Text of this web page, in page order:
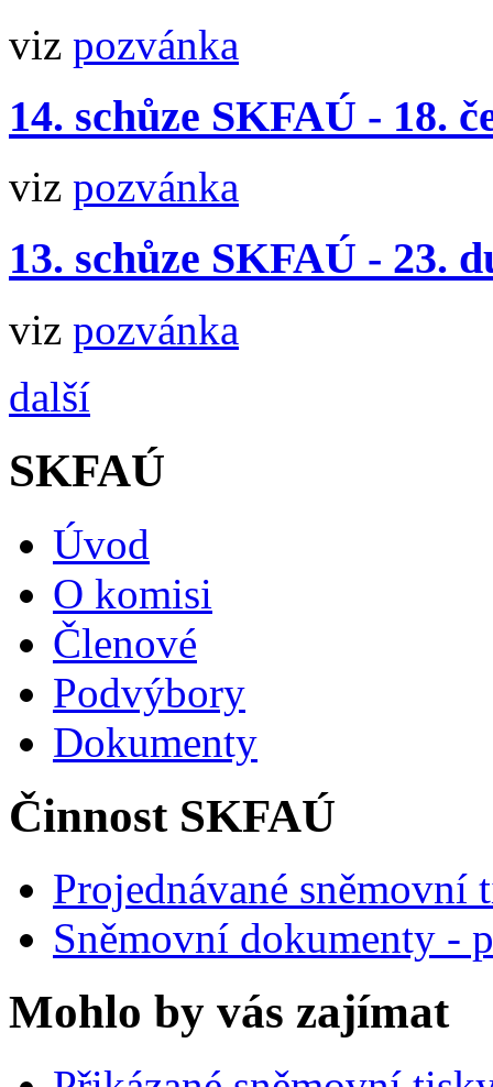
viz pozvánka
14. schůze SKFAÚ - 18.
viz pozvánka
13. schůze SKFAÚ - 23.
viz pozvánka
další
SKFAÚ
Úvod
O komisi
Členové
Podvýbory
Dokumenty
Činnost SKFAÚ
Projednávané sněmovní
Sněmovní dokumenty -
Mohlo by vás zajímat